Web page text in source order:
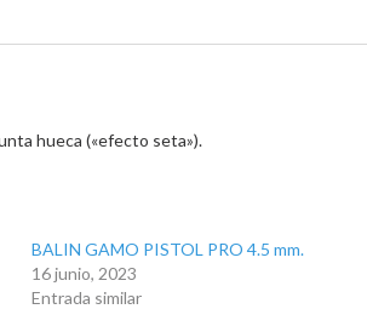
hueca («efecto seta»).
BALIN GAMO PISTOL PRO 4.5 mm.
16 junio, 2023
Entrada similar